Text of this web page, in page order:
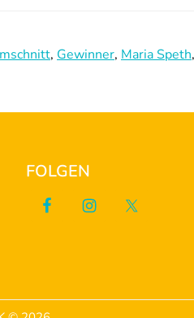
, Gewinner, Maria Speth,
FOLGEN